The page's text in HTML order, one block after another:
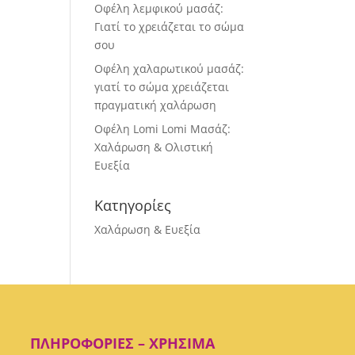
Οφέλη λεμφικού μασάζ:
Γιατί το χρειάζεται το σώμα
σου
Οφέλη χαλαρωτικού μασάζ:
γιατί το σώμα χρειάζεται
πραγματική χαλάρωση
Οφέλη Lomi Lomi Μασάζ:
Χαλάρωση & Ολιστική
Ευεξία
Κατηγορίες
Χαλάρωση & Ευεξία
ΠΛΗΡΟΦΟΡΊΕΣ – ΧΡΉΣΙΜΑ